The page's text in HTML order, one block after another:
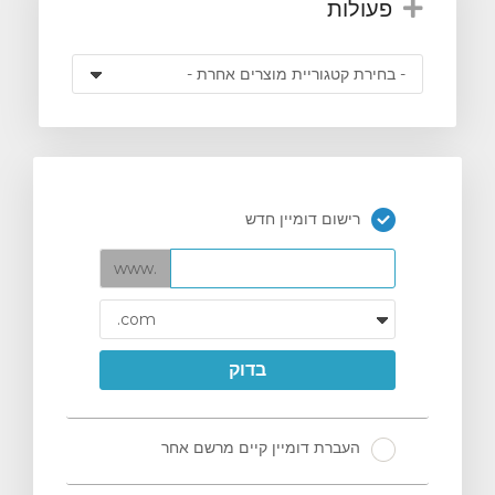
פעולות
רישום דומיין חדש
www.
בדוק
העברת דומיין קיים מרשם אחר